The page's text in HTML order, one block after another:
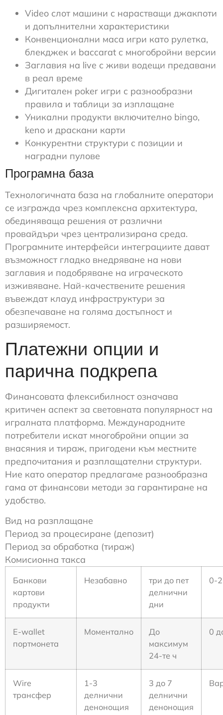
Video слот машини с нарастващи джакпоти
и допълнителни характеристики
Конвенционални маса игри като рулетка,
блекджек и baccarat с многобройни версии
Заглавия на live с живи водещи предавани
в реал време
Дигитален poker игри с разнообразни
правила и таблици за изплащане
Уникални продукти включително bingo,
keno и драскани карти
Конкурентни структури с позиции и
наградни пулове
Програмна база
Технологичната база на глобалните оператори
се изгражда чрез комплексна архитектура,
обединяваща решения от различни
провайдъри чрез централизирана среда.
Програмните интерфейси интеграциите дават
възможност гладко внедряване на нови
заглавия и подобряване на играческото
изживяване. Най-качествените решения
въвеждат клауд инфраструктури за
обезпечаване на голяма достъпност и
разширяемост.
Платежни опции и
парична подкрепа
Финансовата флексибилност означава
критичен аспект за световната популярност на
игралната платформа. Международните
потребители искат многобройни опции за
внасяния и тираж, пригодени към местните
предпочитания и разплащателни структури.
Ние като оператор предлагаме разнообразна
гама от финансови методи за гарантиране на
удобство.
Вид на разплащане
Период за процесиране (депозит)
Период за обработка (тираж)
Комисионна такса
Банкови
картови
продукти
Незабавно
три до пет
делнични
дни
0-
E-wallet
портмонета
Моментално
До
максимум
24-те ч
0
Wire
трансфер
1-3
делнични
денонощия
3 до 7
делнични
денонощия